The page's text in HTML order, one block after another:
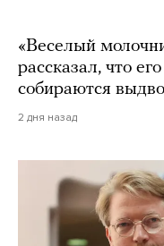
«Веселый
рассказал, что
собираются
2 дня назад